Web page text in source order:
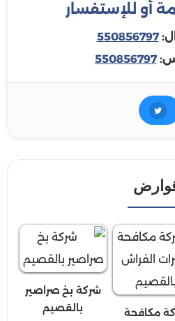
أو للإستفسار
550856797
550856797
مكافحة
شركة بخ صراصير
بالقصيم